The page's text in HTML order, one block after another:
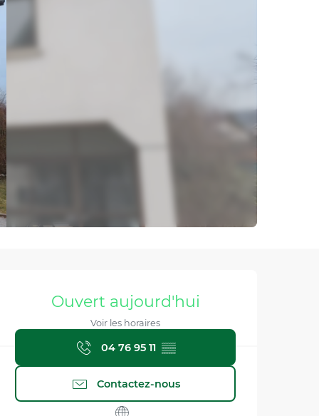
Ouverture et
Ouvert aujourd'hui
Voir les horaires
04 76 95 11 ▒▒
Contactez-nous